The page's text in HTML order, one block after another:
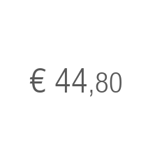
€ 44,80